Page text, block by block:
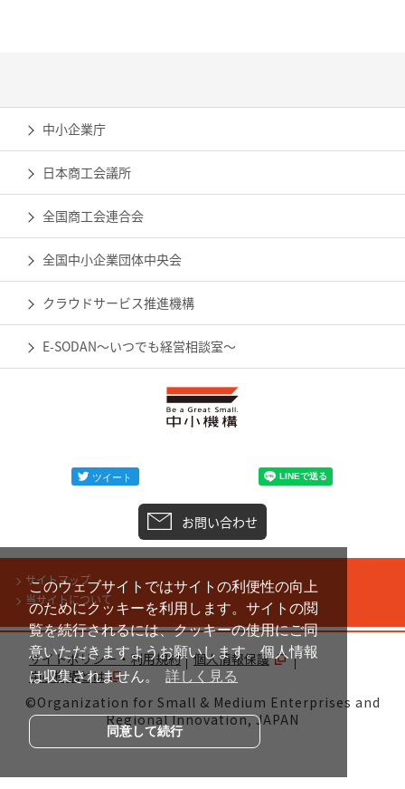
このウェブサイトではサイトの利便性の向上
のためにクッキーを利用します。サイトの閲
覧を続行されるには、クッキーの使用にご同
意いただきますようお願いします。個人情報
は収集されません。
詳しく見る
同意して続行
中小企業庁
日本商工会議所
全国商工会連合会
全国中小企業団体中央会
クラウドサービス推進機構
E-SODAN～いつでも経営相談室～
お問い合わせ
サイトマップ
当サイトについて
サイトポリシー・利用規約
個人情報保護
中小機構とは
©Organization for Small & Medium Enterprises and
Regional Innovation, JAPAN